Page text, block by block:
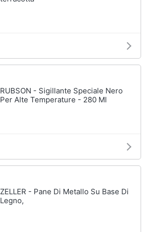
RUBSON - Sigillante Speciale Nero
Per Alte Temperature - 280 Ml
ZELLER - Pane Di Metallo Su Base Di
Legno,